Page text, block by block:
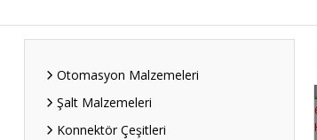
Otomasyon Malzemeleri
Şalt Malzemeleri
Konnektör Çeşitleri